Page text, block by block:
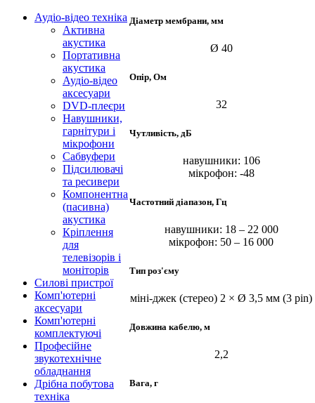
Аудіо-відео техніка
Активна
акустика
Портативна
акустика
Аудіо-відео
аксесуари
DVD-плеєри
Навушники,
гарнітури і
мікрофони
Сабвуфери
Підсилювачі
та ресивери
Компонентна
(пасивна)
акустика
Кріплення
для
телевізорів і
моніторів
Силові пристрої
Комп'ютерні
аксесуари
Комп'ютерні
комплектуючі
Професійне
звукотехнічне
обладнання
Дрібна побутова
техніка
Діаметр мембрани, мм
Ø 40
Опір, Ом
32
Чутливість, дБ
навушники: 106
мікрофон: -48
Частотний діапазон, Гц
навушники: 18 – 22 000
мікрофон: 50 – 16 000
Тип роз'єму
міні-джек (стерео) 2 × Ø 3,5 мм (3 pin)
Довжина кабелю, м
2,2
Вага, г